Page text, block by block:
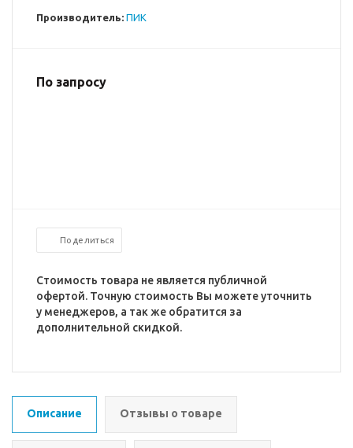
Производитель: ПИК
По запросу
Поделиться
Стоимость товара не является публичной
офертой. Точную стоимость Вы можете уточнить
у менеджеров, а так же обратится за
дополнительной скидкой.
Описание Отзывы о товаре